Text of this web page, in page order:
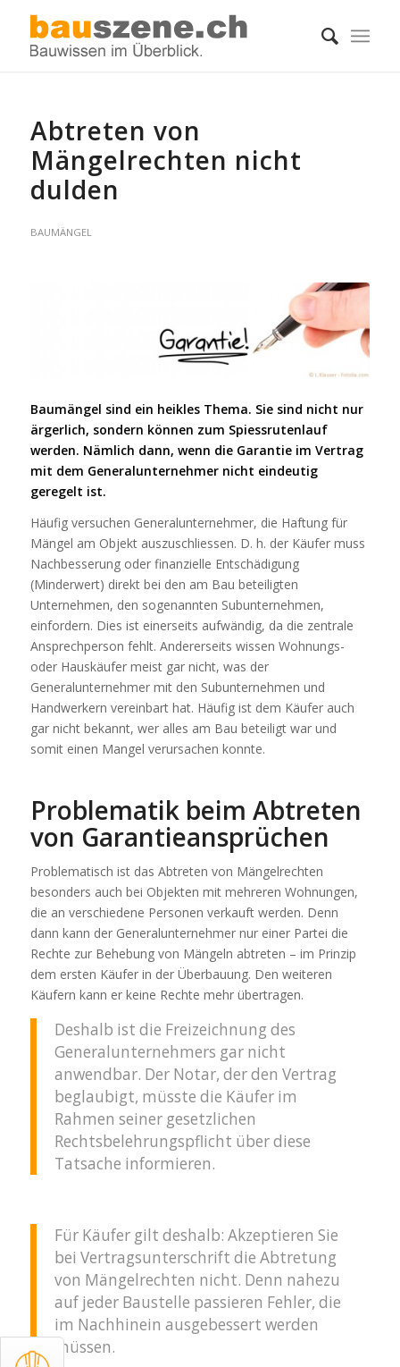
Abtreten von
Mängelrechten nicht
dulden
BAUMÄNGEL
Baumängel sind ein heikles Thema. Sie sind nicht nur
ärgerlich, sondern können zum Spiessrutenlauf
werden. Nämlich dann, wenn die Garantie im Vertrag
mit dem Generalunternehmer nicht eindeutig
geregelt ist.
Häufig versuchen Generalunternehmer, die Haftung für
Mängel am Objekt auszuschliessen. D. h. der Käufer muss
Nachbesserung oder finanzielle Entschädigung
(Minderwert) direkt bei den am Bau beteiligten
Unternehmen, den sogenannten Subunternehmen,
einfordern. Dies ist einerseits aufwändig, da die zentrale
Ansprechperson fehlt. Andererseits wissen Wohnungs-
oder Hauskäufer meist gar nicht, was der
Generalunternehmer mit den Subunternehmen und
Handwerkern vereinbart hat. Häufig ist dem Käufer auch
gar nicht bekannt, wer alles am Bau beteiligt war und
somit einen Mangel verursachen konnte.
Problematik beim Abtreten
von Garantieansprüchen
Problematisch ist das Abtreten von Mängelrechten
besonders auch bei Objekten mit mehreren Wohnungen,
die an verschiedene Personen verkauft werden. Denn
dann kann der Generalunternehmer nur einer Partei die
Rechte zur Behebung von Mängeln abtreten – im Prinzip
dem ersten Käufer in der Überbauung. Den weiteren
Käufern kann er keine Rechte mehr übertragen.
Deshalb ist die Freizeichnung des
Generalunternehmers gar nicht
anwendbar. Der Notar, der den Vertrag
beglaubigt, müsste die Käufer im
Rahmen seiner gesetzlichen
Rechtsbelehrungspflicht über diese
Tatsache informieren.
Für Käufer gilt deshalb: Akzeptieren Sie
bei Vertragsunterschrift die Abtretung
von Mängelrechten nicht. Denn nahezu
auf jeder Baustelle passieren Fehler, die
im Nachhinein ausgebessert werden
müssen.